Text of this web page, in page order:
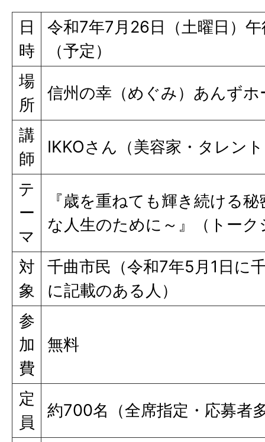
日
時
令和7年7月26日（土曜日）
（予定）
場
所
信州の幸（めぐみ）あんずホ
講
師
IKKOさん（美容家・タレン
テ
ー
マ
『歳を重ねても輝き続ける
な人生のために～』（トーク
対
象
千曲市民（令和7年5月1日に
に記載のある人）
参
加
費
無料
定
員
約700名（全席指定・応募者